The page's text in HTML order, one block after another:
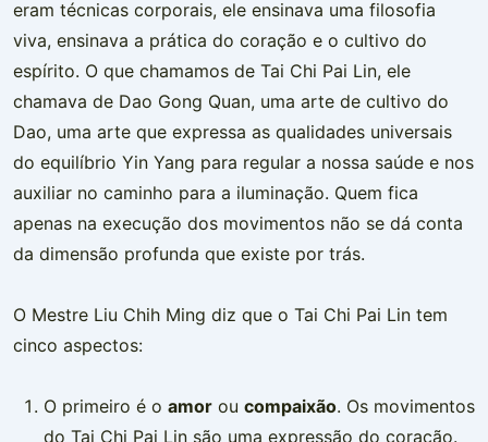
eram técnicas corporais, ele ensinava uma filosofia
viva, ensinava a prática do coração e o cultivo do
espírito. O que chamamos de Tai Chi Pai Lin, ele
chamava de Dao Gong Quan, uma arte de cultivo do
Dao, uma arte que expressa as qualidades universais
do equilíbrio Yin Yang para regular a nossa saúde e nos
auxiliar no caminho para a iluminação. Quem fica
apenas na execução dos movimentos não se dá conta
da dimensão profunda que existe por trás.
O Mestre Liu Chih Ming diz que o Tai Chi Pai Lin tem
cinco aspectos:
O primeiro é o amor ou compaixão. Os movimentos
do Tai Chi Pai Lin são uma expressão do coração.